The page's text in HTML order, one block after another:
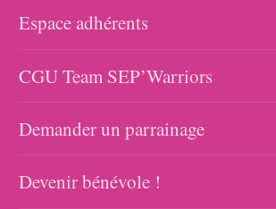
Espace adhérents
CGU Team SEP’Warriors
Demander un parrainage
Devenir bénévole !